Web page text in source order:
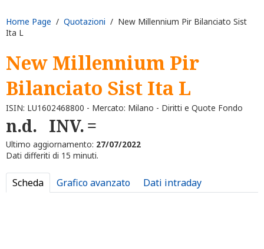
Home Page / Quotazioni / New Millennium Pir Bilanciato Sist
Ita L
New Millennium Pir
Bilanciato Sist Ita L
ISIN: LU1602468800 - Mercato: Milano - Diritti e Quote Fondo
n.d. INV.
Ultimo aggiornamento: 27/07/2022
Dati differiti di 15 minuti.
Scheda Grafico avanzato Dati intraday